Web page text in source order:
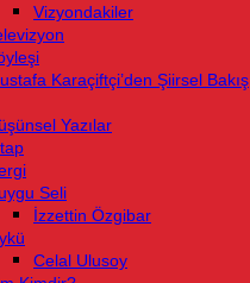
Vizyondakiler
Karaçiftçi’den Şiirsel Bakış
Yazılar
Seli
İzzettin Özgibar
Celal Ulusoy